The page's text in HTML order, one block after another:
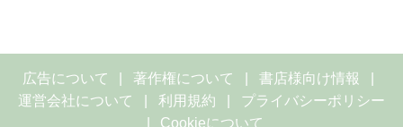
広告について 著作権について
書店様向け情報
運営会社について
利用規約
プライバシーポリシー
Cookieについて